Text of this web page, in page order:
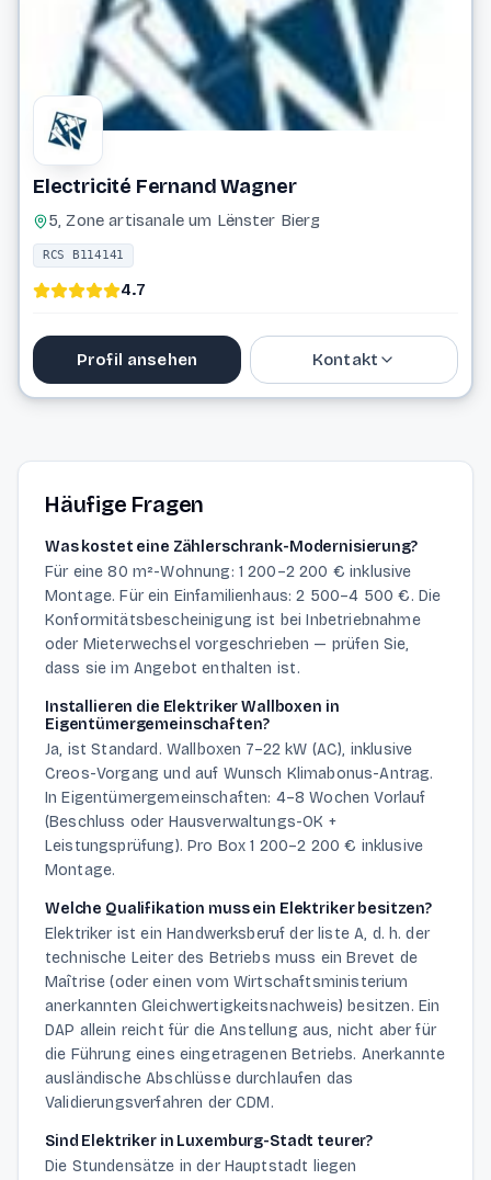
Electricité Fernand Wagner
5, Zone artisanale um Lënster Bierg
RCS B114141
4.7
Profil ansehen Kontakt
Häufige Fragen
Was kostet eine Zählerschrank-Modernisierung?
Für eine 80 m²-Wohnung: 1 200–2 200 € inklusive
Montage. Für ein Einfamilienhaus: 2 500–4 500 €. Die
Konformitätsbescheinigung ist bei Inbetriebnahme
oder Mieterwechsel vorgeschrieben — prüfen Sie,
dass sie im Angebot enthalten ist.
Installieren die Elektriker Wallboxen in
Eigentümergemeinschaften?
Ja, ist Standard. Wallboxen 7–22 kW (AC), inklusive
Creos-Vorgang und auf Wunsch Klimabonus-Antrag.
In Eigentümergemeinschaften: 4–8 Wochen Vorlauf
(Beschluss oder Hausverwaltungs-OK +
Leistungsprüfung). Pro Box 1 200–2 200 € inklusive
Montage.
Welche Qualifikation muss ein Elektriker besitzen?
Elektriker ist ein Handwerksberuf der liste A, d. h. der
technische Leiter des Betriebs muss ein Brevet de
Maîtrise (oder einen vom Wirtschaftsministerium
anerkannten Gleichwertigkeitsnachweis) besitzen. Ein
DAP allein reicht für die Anstellung aus, nicht aber für
die Führung eines eingetragenen Betriebs. Anerkannte
ausländische Abschlüsse durchlaufen das
Validierungsverfahren der CDM.
Sind Elektriker in Luxemburg-Stadt teurer?
Die Stundensätze in der Hauptstadt liegen